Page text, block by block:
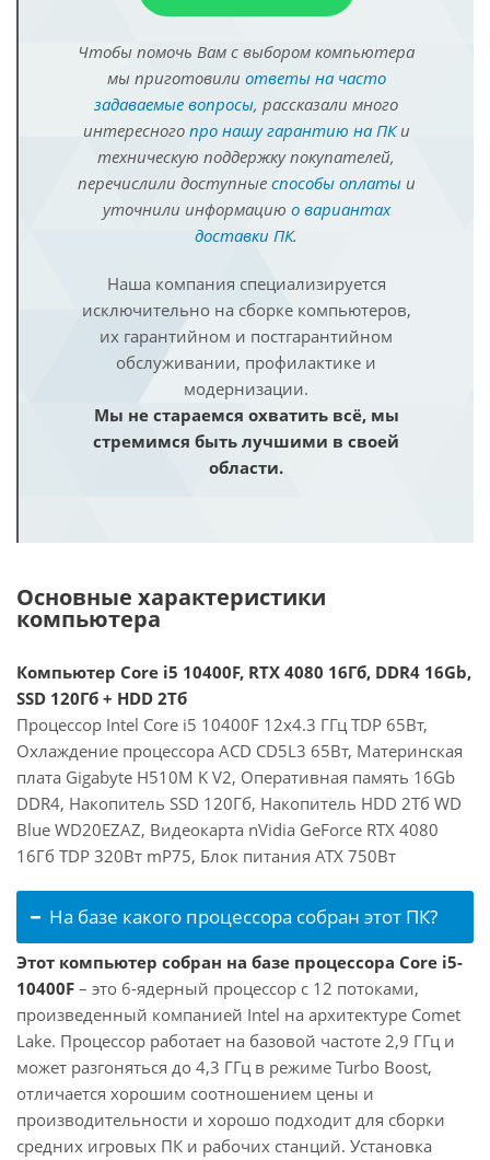
Чтобы помочь Вам с выбором компьютера
мы приготовили ответы на часто
задаваемые вопросы, рассказали много
интересного про нашу гарантию на ПКи
техническую поддержку покупателей,
перечислили доступные способы оплатыи
уточнили информацию о вариантах
доставки ПК.
Наша компания специализируется
исключительно на сборке компьютеров,
их гарантийном и постгарантийном
обслуживании, профилактике и
модернизации.
Мы не стараемся охватить всё, мы
стремимся быть лучшими в своей
области.
Основные характеристики
компьютера
Компьютер Core i5 10400F, RTX 4080 16Гб, DDR4 16Gb,
SSD 120Гб + HDD 2Тб
Процессор Intel Core i5 10400F 12x4.3 ГГц TDP 65Вт,
Охлаждение процессора ACD CD5L3 65Вт, Материнская
плата Gigabyte H510M K V2, Оперативная память 16Gb
DDR4, Накопитель SSD 120Гб, Накопитель HDD 2Тб WD
Blue WD20EZAZ, Видеокарта nVidia GeForce RTX 4080
16Гб TDP 320Вт mP75, Блок питания ATX 750Вт
На базе какого процессора собран этот ПК?
Этот компьютер собран на базе процессора Core i5-
10400F – это 6-ядерный процессор с 12 потоками,
произведенный компанией Intel на архитектуре Comet
Lake. Процессор работает на базовой частоте 2,9 ГГц и
может разгоняться до 4,3 ГГц в режиме Turbo Boost,
отличается хорошим соотношением цены и
производительности и хорошо подходит для сборки
средних игровых ПК и рабочих станций. Установка